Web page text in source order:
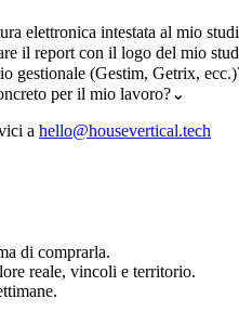
elettronica intestata al mio
il report con il logo del mio
gestionale (Gestim, Getrix,
per il mio lavoro?⌄
a hello@housevertical.tech
di comprarla.
reale, vincoli e territorio.